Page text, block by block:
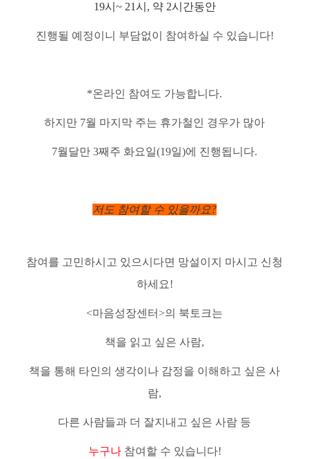
19시~ 21시, 약 2시간동안
진행될 예정이니 부담없이 참여하실 수 있습니다!
*온라인 참여도 가능합니다.
하지만 7월 마지막 주는 휴가철인 경우가 많아
7월달만 3째주 화요일(19일)에 진행됩니다.
저도 참여할 수 있을까요?
참여를 고민하시고 있으시다면 망설이지 마시고 신청
하세요!
<마음성장센터>의 북토크는
책을 읽고 싶은 사람,
책을 통해 타인의 생각이나 감정을 이해하고 싶은 사
람,
다른 사람들과 더 잘지내고 싶은 사람 등
누구나참여할 수 있습니다!